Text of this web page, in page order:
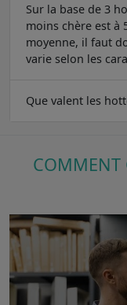
Sur la base de 3
moins chère est à
moyenne, il faut
varie selon les
Que valent les
COMMENT